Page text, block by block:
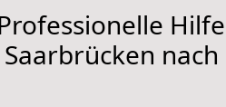
Hilfe
nach